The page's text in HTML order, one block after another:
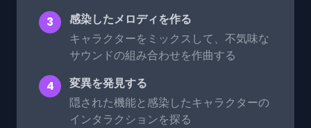
3
感染したメロディを作る
キャラクターをミックスして、不気味な
サウンドの組み合わせを作曲する
4
変異を発見する
隠された機能と感染したキャラクターの
インタラクションを探る